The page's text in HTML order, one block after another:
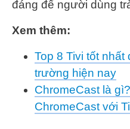
đáng để người dùng
Xem thêm:
Top 8 Tivi tốt nhất
trường hiện nay
ChromeCast là
ChromeCast với